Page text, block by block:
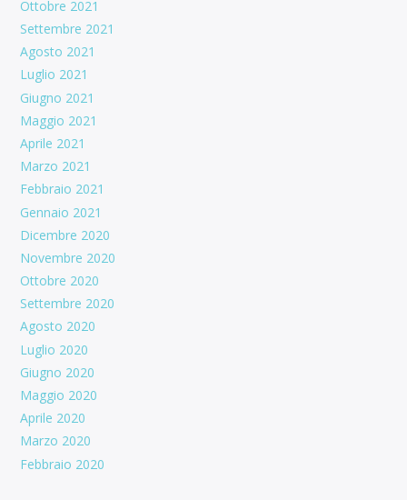
Ottobre 2021
Settembre 2021
Agosto 2021
Luglio 2021
Giugno 2021
Maggio 2021
Aprile 2021
Marzo 2021
Febbraio 2021
Gennaio 2021
Dicembre 2020
Novembre 2020
Ottobre 2020
Settembre 2020
Agosto 2020
Luglio 2020
Giugno 2020
Maggio 2020
Aprile 2020
Marzo 2020
Febbraio 2020